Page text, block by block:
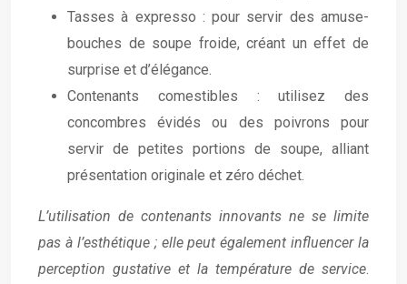
Tasses à expresso : pour servir des amuse-
bouches de soupe froide, créant un effet de
surprise et d’élégance.
Contenants comestibles : utilisez des
concombres évidés ou des poivrons pour
servir de petites portions de soupe, alliant
présentation originale et zéro déchet.
L’utilisation de contenants innovants ne se limite
pas à l’esthétique ; elle peut également influencer la
perception gustative et la température de service.